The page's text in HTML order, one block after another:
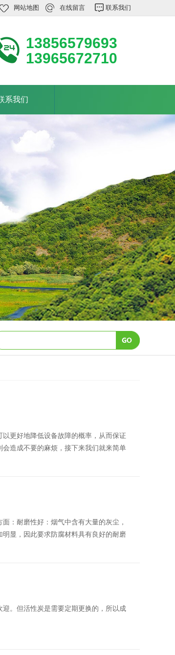
网站地图 在线留言 联系我们
13856579693
13965672710
系我们
更好地降低设备故障的概率，从而保证
造成不要的麻烦，接下来我们就来简单
：耐磨性好：烟气中含有大量的灰尘，
显，因此要求防腐材料具有良好的耐磨
。但活性炭是需要定期更换的，所以成